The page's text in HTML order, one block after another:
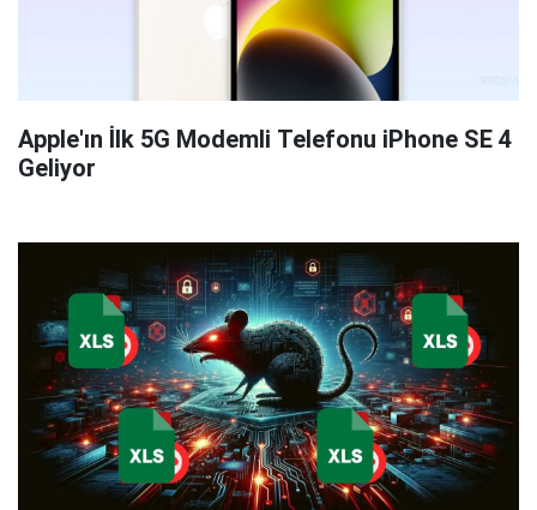
Apple'ın İlk 5G Modemli Telefonu iPhone SE 4
Geliyor